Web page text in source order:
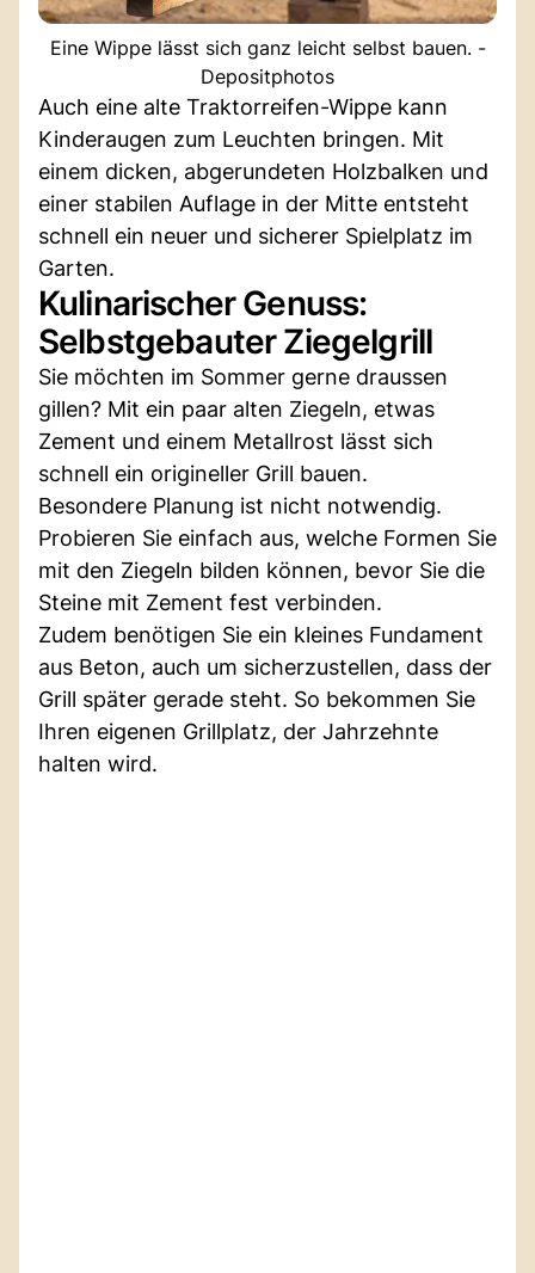
Eine Wippe lässt sich ganz leicht selbst bauen. -
Depositphotos
Auch eine alte Traktorreifen-Wippe kann
Kinderaugen zum Leuchten bringen. Mit
einem dicken, abgerundeten Holzbalken und
einer stabilen Auflage in der Mitte entsteht
schnell ein neuer und sicherer Spielplatz im
Garten.
Kulinarischer Genuss:
Selbstgebauter Ziegelgrill
Sie möchten im Sommer gerne draussen
gillen? Mit ein paar alten Ziegeln, etwas
Zement und einem Metallrost lässt sich
schnell ein origineller Grill bauen.
Besondere Planung ist nicht notwendig.
Probieren Sie einfach aus, welche Formen Sie
mit den Ziegeln bilden können, bevor Sie die
Steine mit Zement fest verbinden.
Zudem benötigen Sie ein kleines Fundament
aus Beton, auch um sicherzustellen, dass der
Grill später gerade steht. So bekommen Sie
Ihren eigenen Grillplatz, der Jahrzehnte
halten wird.